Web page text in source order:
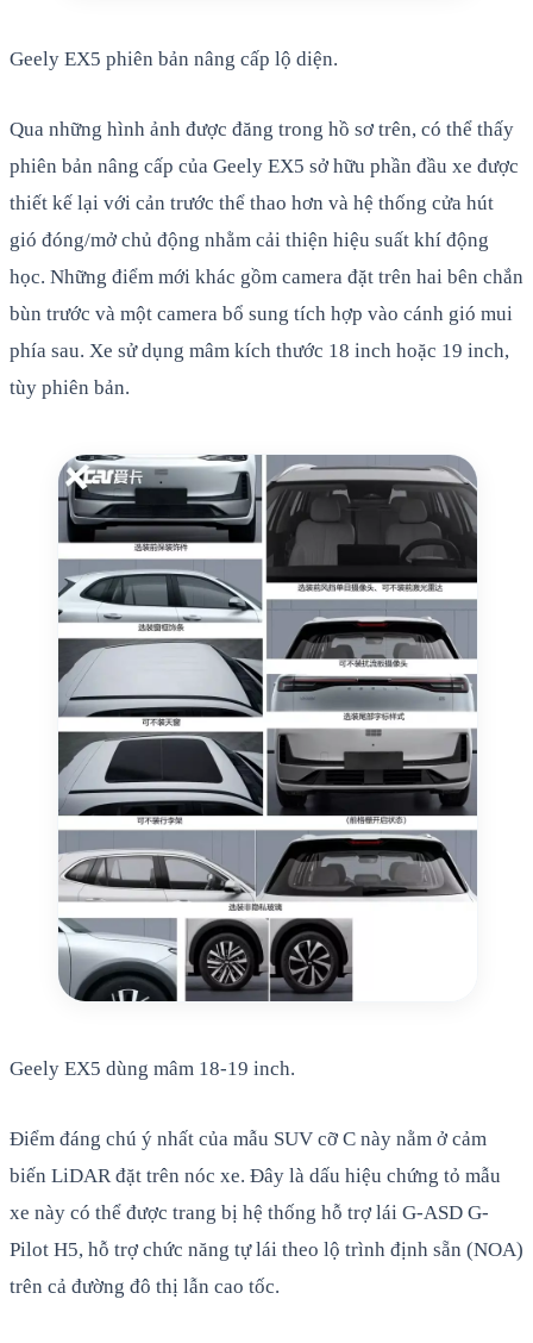
Geely EX5 phiên bản nâng cấp lộ diện.
Qua những hình ảnh được đăng trong hồ sơ trên, có thể thấy
phiên bản nâng cấp của Geely EX5 sở hữu phần đầu xe được
thiết kế lại với cản trước thể thao hơn và hệ thống cửa hút
gió đóng/mở chủ động nhằm cải thiện hiệu suất khí động
học. Những điểm mới khác gồm camera đặt trên hai bên chắn
bùn trước và một camera bổ sung tích hợp vào cánh gió mui
phía sau. Xe sử dụng mâm kích thước 18 inch hoặc 19 inch,
tùy phiên bản.
Geely EX5 dùng mâm 18-19 inch.
Điểm đáng chú ý nhất của mẫu SUV cỡ C này nằm ở cảm
biến LiDAR đặt trên nóc xe. Đây là dấu hiệu chứng tỏ mẫu
xe này có thể được trang bị hệ thống hỗ trợ lái G-ASD G-
Pilot H5, hỗ trợ chức năng tự lái theo lộ trình định sẵn (NOA)
trên cả đường đô thị lẫn cao tốc.